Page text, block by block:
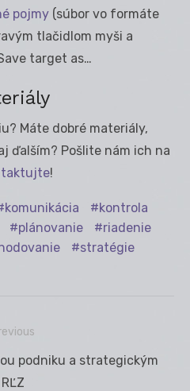
pojmy (súbor vo formáte
tlačidlom myši a
target as…
Máte dobré materiály,
ďalším? Pošlite nám ich na
!
komunikácia
kontrola
plánovanie
riadenie
stratégie
podniku a strategickým
RĽZ